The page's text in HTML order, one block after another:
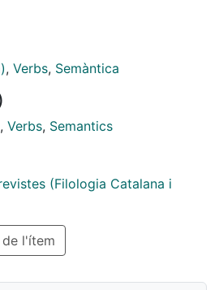
it expresses in the realm of
two possible readings arise,
or unpredictable state of
both interpretations derive
albeit with a different
brought about via the
aspect and the syntax-
Thus, we propose that the
an ordering source that
those in which the subject
of the body, intellect or
, Verbs, Semàntica
, Verbs, Semantics
(Filologia Catalana i
l'ítem